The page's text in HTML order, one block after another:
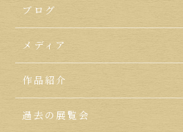
ブログ
メディア
作品紹介
過去の展覧会